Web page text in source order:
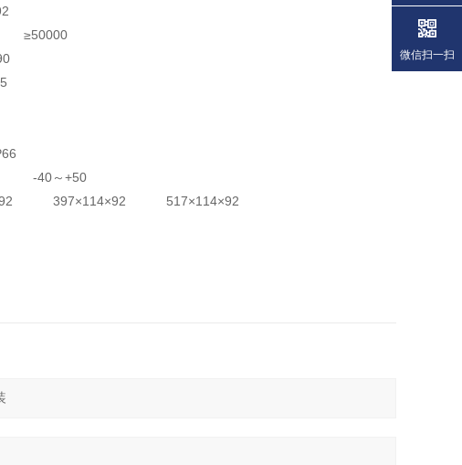
≥50000
-40～+50
397×114×92 517×114×92
微信扫一扫